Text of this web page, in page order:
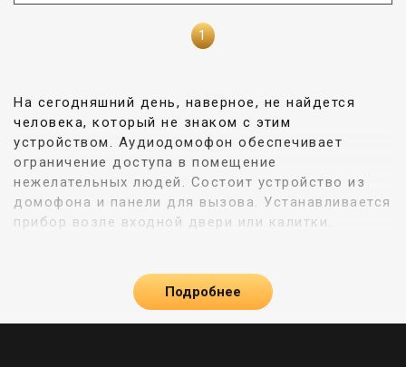
1
На сегодняшний день, наверное, не найдется
человека, который не знаком с этим
устройством. Аудиодомофон обеспечивает
ограничение доступа в помещение
нежелательных людей. Состоит устройство из
домофона и панели для вызова. Устанавливается
прибор возле входной двери или калитки.
Принцип работы
системы видеонаблюдения
Подробнее